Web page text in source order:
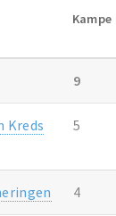
Kampe
9
Kreds
5
4